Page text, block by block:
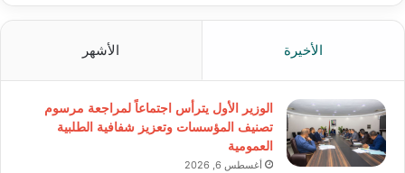
الأخيرة الأشهر
الوزير الأول يترأس اجتماعاً لمراجعة مرسوم
تصنيف المؤسسات وتعزيز شفافية الطلبية
العمومية
أغسطس 6, 2026